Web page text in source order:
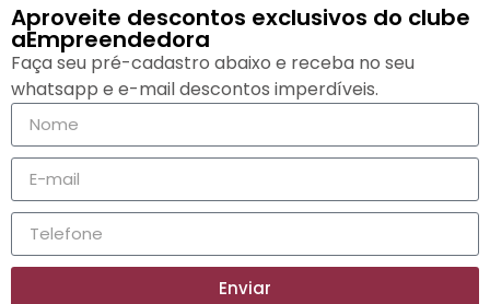
Aproveite descontos exclusivos do clube
aEmpreendedora
Faça seu pré-cadastro abaixo e receba no seu
whatsapp e e-mail descontos imperdíveis.
Enviar